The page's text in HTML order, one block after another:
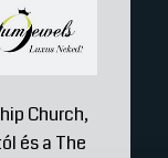
Church,
és a The